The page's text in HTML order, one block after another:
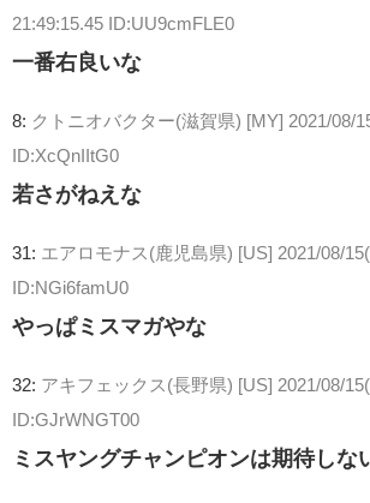
21:49:15.45 ID:UU9cmFLE0
一番右良いな
8: クトニオバクター(滋賀県) [MY] 2021/08/
ID:XcQnIItG0
若さがねえな
31: エアロモナス(鹿児島県) [US] 2021/08/
ID:NGi6famU0
やっぱミスマガやな
32: アキフェックス(長野県) [US] 2021/08/
ID:GJrWNGT00
ミスヤングチャンピオンは期待しな